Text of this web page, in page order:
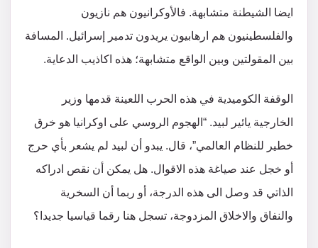
ايضا الشيطنة متشابهة. فالأوكرانيون هم نازيون
والفلسطينيون هم ارهابيون يريدون تدمير إسرائيل. المسافة
بين المقولتين وبين الواقع متشابهة؛ هذه اكاذيب الدعاية.
الوقفة الكوميدية في هذه الحرب اللعينة قدمها وزير
الخارجية يائير لبيد. “الهجوم الروسي على اوكرانيا هو خرق
خطير للنظام العالمي”، قال. يبدو أن لبيد لم يشعر بأي حرج
أو خجل عند صياغة هذه الاقوال. هل يمكن أن نقص ادراكه
الذاتي قد وصل الى هذه الدرجة، أو ربما أن السخرية
والنفاق والاخلاق المزدوجة، تسجل هنا رقما قياسيا جديدا؟